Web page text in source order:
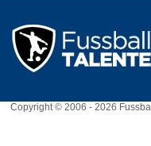
Copyright © 2006 - 2026